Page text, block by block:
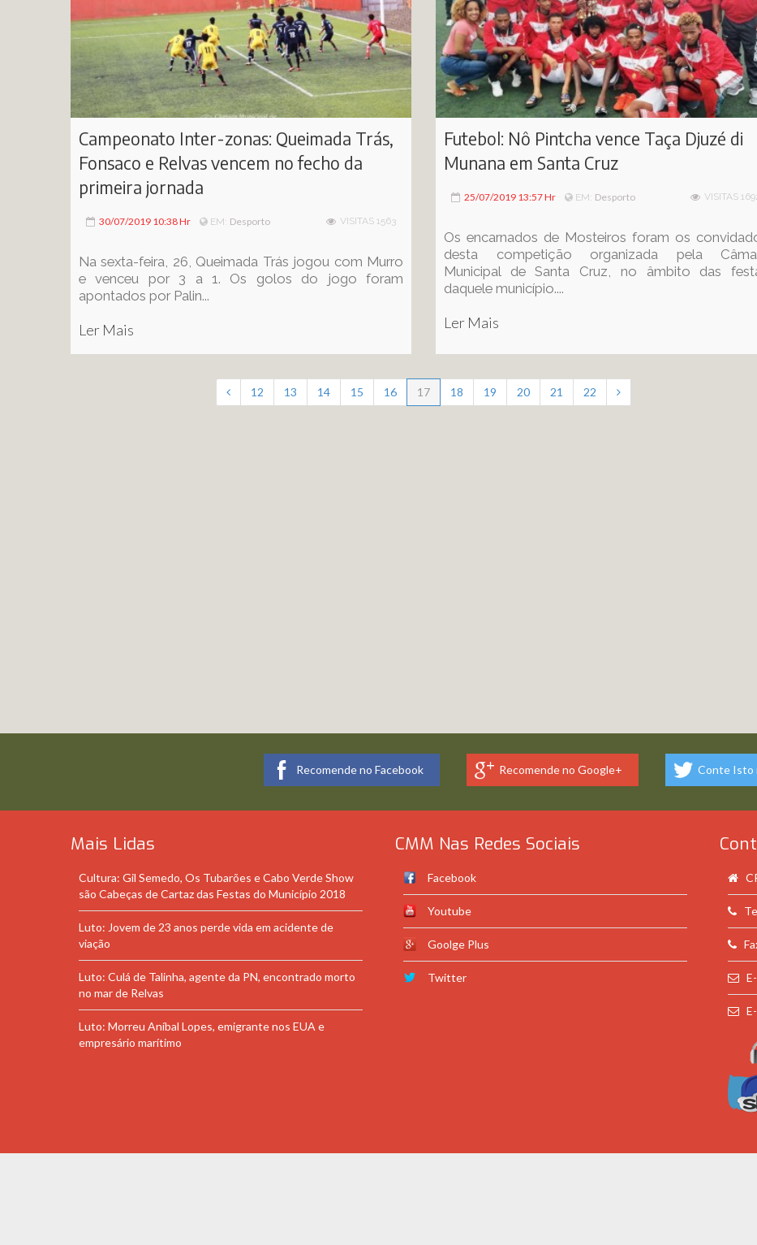
Campeonato Inter-zonas: Queimada Trás,
Fonsaco e Relvas vencem no fecho da
primeira jornada
30/07/2019 10:38 Hr EM: Desporto VISITAS 1563
Na sexta-feira, 26, Queimada Trás jogou com Murro
e venceu por 3 a 1. Os golos do jogo foram
apontados por Palin...
Ler Mais
Futebol: Nô Pintcha vence Taça Djuzé di
Munana em Santa Cruz
25/07/2019 13:57 Hr EM: Desporto VISITAS
Os encarnados de Mosteiros foram os
desta competição organizada pela
Municipal de Santa Cruz, no âmbito das
daquele município....
Ler Mais
12 13 14 15 16 17 18 19 20 21 22
Recomende no Facebook Recomende no Google+ Conte Isto
Mais Lidas
Cultura: Gil Semedo, Os Tubarões e Cabo Verde Show
são Cabeças de Cartaz das Festas do Município 2018
Luto: Jovem de 23 anos perde vida em acidente de
viação
Luto: Culá de Talinha, agente da PN, encontrado morto
no mar de Relvas
Luto: Morreu Aníbal Lopes, emigrante nos EUA e
empresário marítimo
CMM Nas Redes Sociais
Facebook
Youtube
Goolge Plus
Twitter